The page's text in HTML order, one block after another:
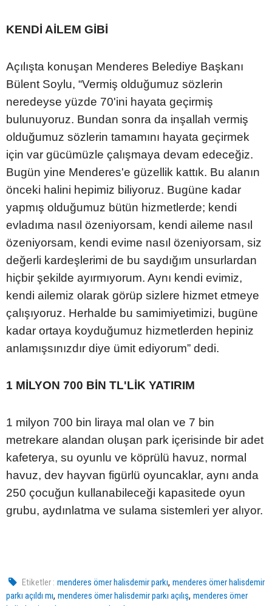
KENDİ AİLEM GİBİ
Açılışta konuşan Menderes Belediye Başkanı
Bülent Soylu, “Vermiş olduğumuz sözlerin
neredeyse yüzde 70'ini hayata geçirmiş
bulunuyoruz. Bundan sonra da inşallah vermiş
olduğumuz sözlerin tamamını hayata geçirmek
için var gücümüzle çalışmaya devam edeceğiz.
Bugün yine Menderes'e güzellik kattık. Bu alanın
önceki halini hepimiz biliyoruz. Bugüne kadar
yapmış olduğumuz bütün hizmetlerde; kendi
evladıma nasıl özeniyorsam, kendi aileme nasıl
özeniyorsam, kendi evime nasıl özeniyorsam, siz
değerli kardeşlerimi de bu saydığım unsurlardan
hiçbir şekilde ayırmıyorum. Aynı kendi evimiz,
kendi ailemiz olarak görüp sizlere hizmet etmeye
çalışıyoruz. Herhalde bu samimiyetimizi, bugüne
kadar ortaya koyduğumuz hizmetlerden hepiniz
anlamışsınızdır diye ümit ediyorum” dedi.
1 MİLYON 700 BİN TL'LİK YATIRIM
1 milyon 700 bin liraya mal olan ve 7 bin
metrekare alandan oluşan park içerisinde bir adet
kafeterya, su oyunlu ve köprülü havuz, normal
havuz, dev hayvan figürlü oyuncaklar, aynı anda
250 çocuğun kullanabileceği kapasitede oyun
grubu, aydınlatma ve sulama sistemleri yer alıyor.
Etiketler : menderes ömer halisdemir parkı,menderes ömer halisdemir
parkı açıldı mı, menderes ömer halisdemir parkı açılış, menderes ömer